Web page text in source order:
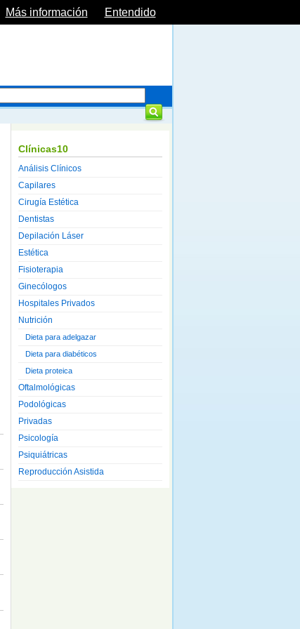
Clínicas10
Análisis Clínicos
Capilares
Cirugía Estética
Dentistas
Depilación Láser
Estética
Fisioterapia
Ginecólogos
Hospitales Privados
Nutrición
Dieta para adelgazar
Dieta para diabéticos
Dieta proteica
Oftalmológicas
Podológicas
Privadas
Psicología
Psiquiátricas
Reproducción Asistida
Más información Entendido